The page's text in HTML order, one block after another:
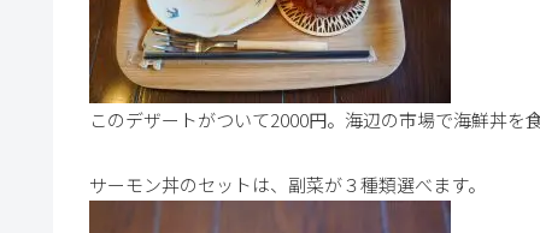
このデザートがついて2000円。海辺の市場で海鮮丼を
サーモン丼のセットは、副菜が３種類選べます。